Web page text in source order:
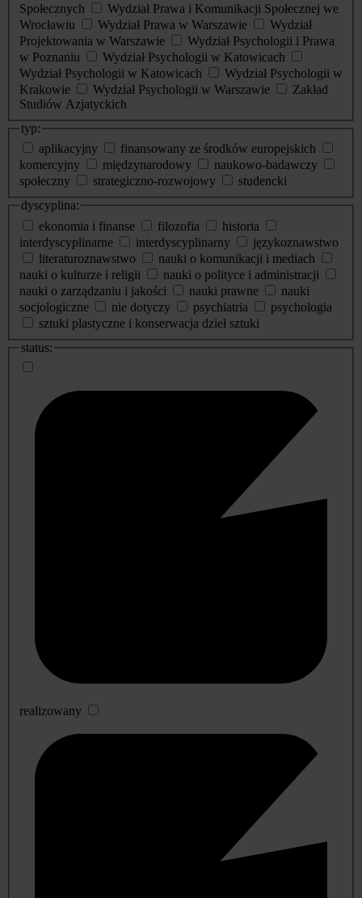
Społecznych
Wydział Prawa i Komunikacji Społecznej we
Wrocławiu
Wydział Prawa w Warszawie
Wydział
Projektowania w Warszawie
Wydział Psychologii i Prawa
w Poznaniu
Wydział Psychologii w Katowicach
Wydział Psychologii w Katowicach
Wydział Psychologii w
Krakowie
Wydział Psychologii w Warszawie
Zakład
Studiów Azjatyckich
typ:
aplikacyjny
finansowany ze środków europejskich
komercyjny
międzynarodowy
naukowo-badawczy
społeczny
strategiczno-rozwojowy
studencki
dyscyplina:
ekonomia i finanse
filozofia
historia
interdyscyplinarne
interdyscyplinarny
językoznawstwo
literaturoznawstwo
nauki o komunikacji i mediach
nauki o kulturze i religii
nauki o polityce i administracji
nauki o zarządzaniu i jakości
nauki prawne
nauki
socjologiczne
nie dotyczy psychiatria
psychologia
sztuki plastyczne i konserwacja dzieł sztuki
status:
realizowany